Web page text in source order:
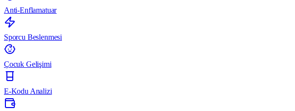
Anti-Enflamatuar
Sporcu Beslenmesi
Çocuk Gelişimi
E-Kodu Analizi